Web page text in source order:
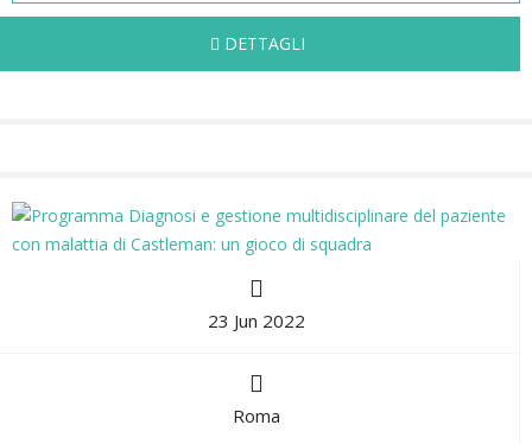
DETTAGLI
23 Jun 2022
Roma